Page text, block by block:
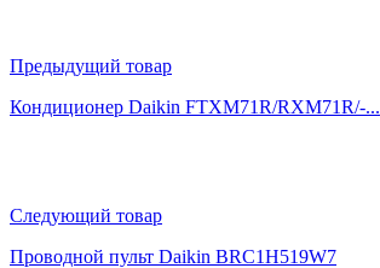
Предыдущий товар
Кондиционер Daikin FTXM71R/RXM71R/-...
Следующий товар
Проводной пульт Daikin BRC1H519W7